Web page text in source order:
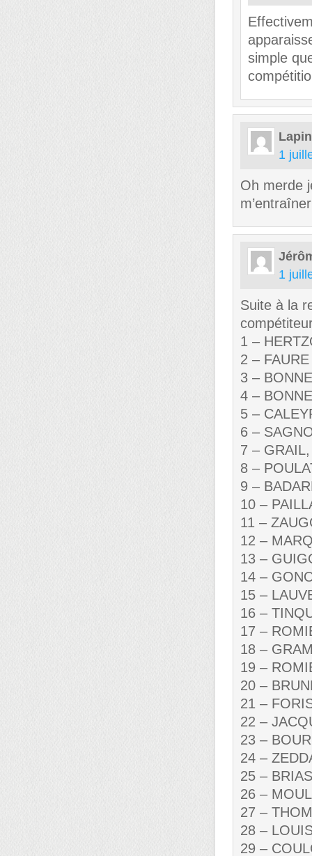
simple
1
Oh merde
1
Suite à la
1 –
2 –
3 –
4 –
5 –
6 –
7 –
8 –
9 –
10 –
11 –
12 –
13 –
14 –
15 –
16 –
17 –
18 –
19 –
20 –
21 –
22 –
23 –
24 –
25 –
26 –
27 –
28 –
29 –